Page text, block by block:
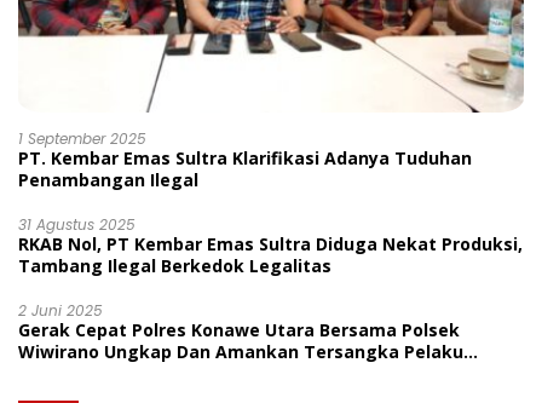
1 September 2025
PT. Kembar Emas Sultra Klarifikasi Adanya Tuduhan
Penambangan Ilegal
31 Agustus 2025
RKAB Nol, PT Kembar Emas Sultra Diduga Nekat Produksi,
Tambang Ilegal Berkedok Legalitas
2 Juni 2025
Gerak Cepat Polres Konawe Utara Bersama Polsek
Wiwirano Ungkap Dan Amankan Tersangka Pelaku